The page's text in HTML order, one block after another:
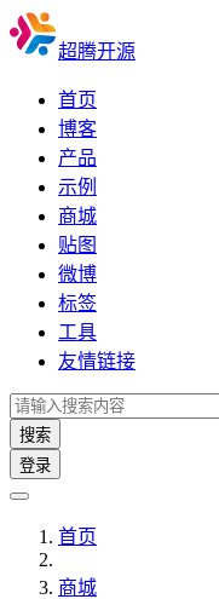
超腾开源
首页
博客
产品
示例
商城
贴图
微博
标签
工具
友情链接
搜索
登录
首页
商城